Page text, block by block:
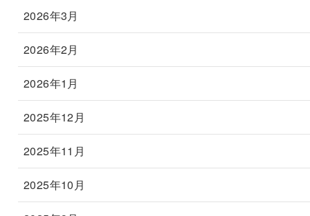
2026年3月
2026年2月
2026年1月
2025年12月
2025年11月
2025年10月